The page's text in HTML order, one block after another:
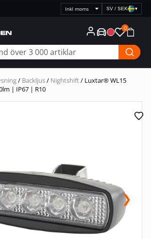
Välj
prisvisning
SV / SEK ▾
0
/ Backljus/ Nightshift/ Luxtar® WL15
| IP67 | R10
❯